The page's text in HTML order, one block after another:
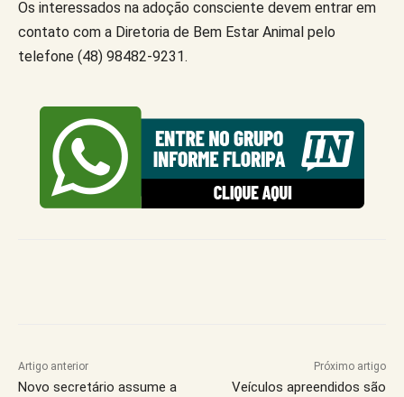
Os interessados na adoção consciente devem entrar em
contato com a Diretoria de Bem Estar Animal pelo
telefone (48) 98482-9231.
Artigo anterior
Novo secretário assume a
Próximo artigo
Veículos apreendidos são